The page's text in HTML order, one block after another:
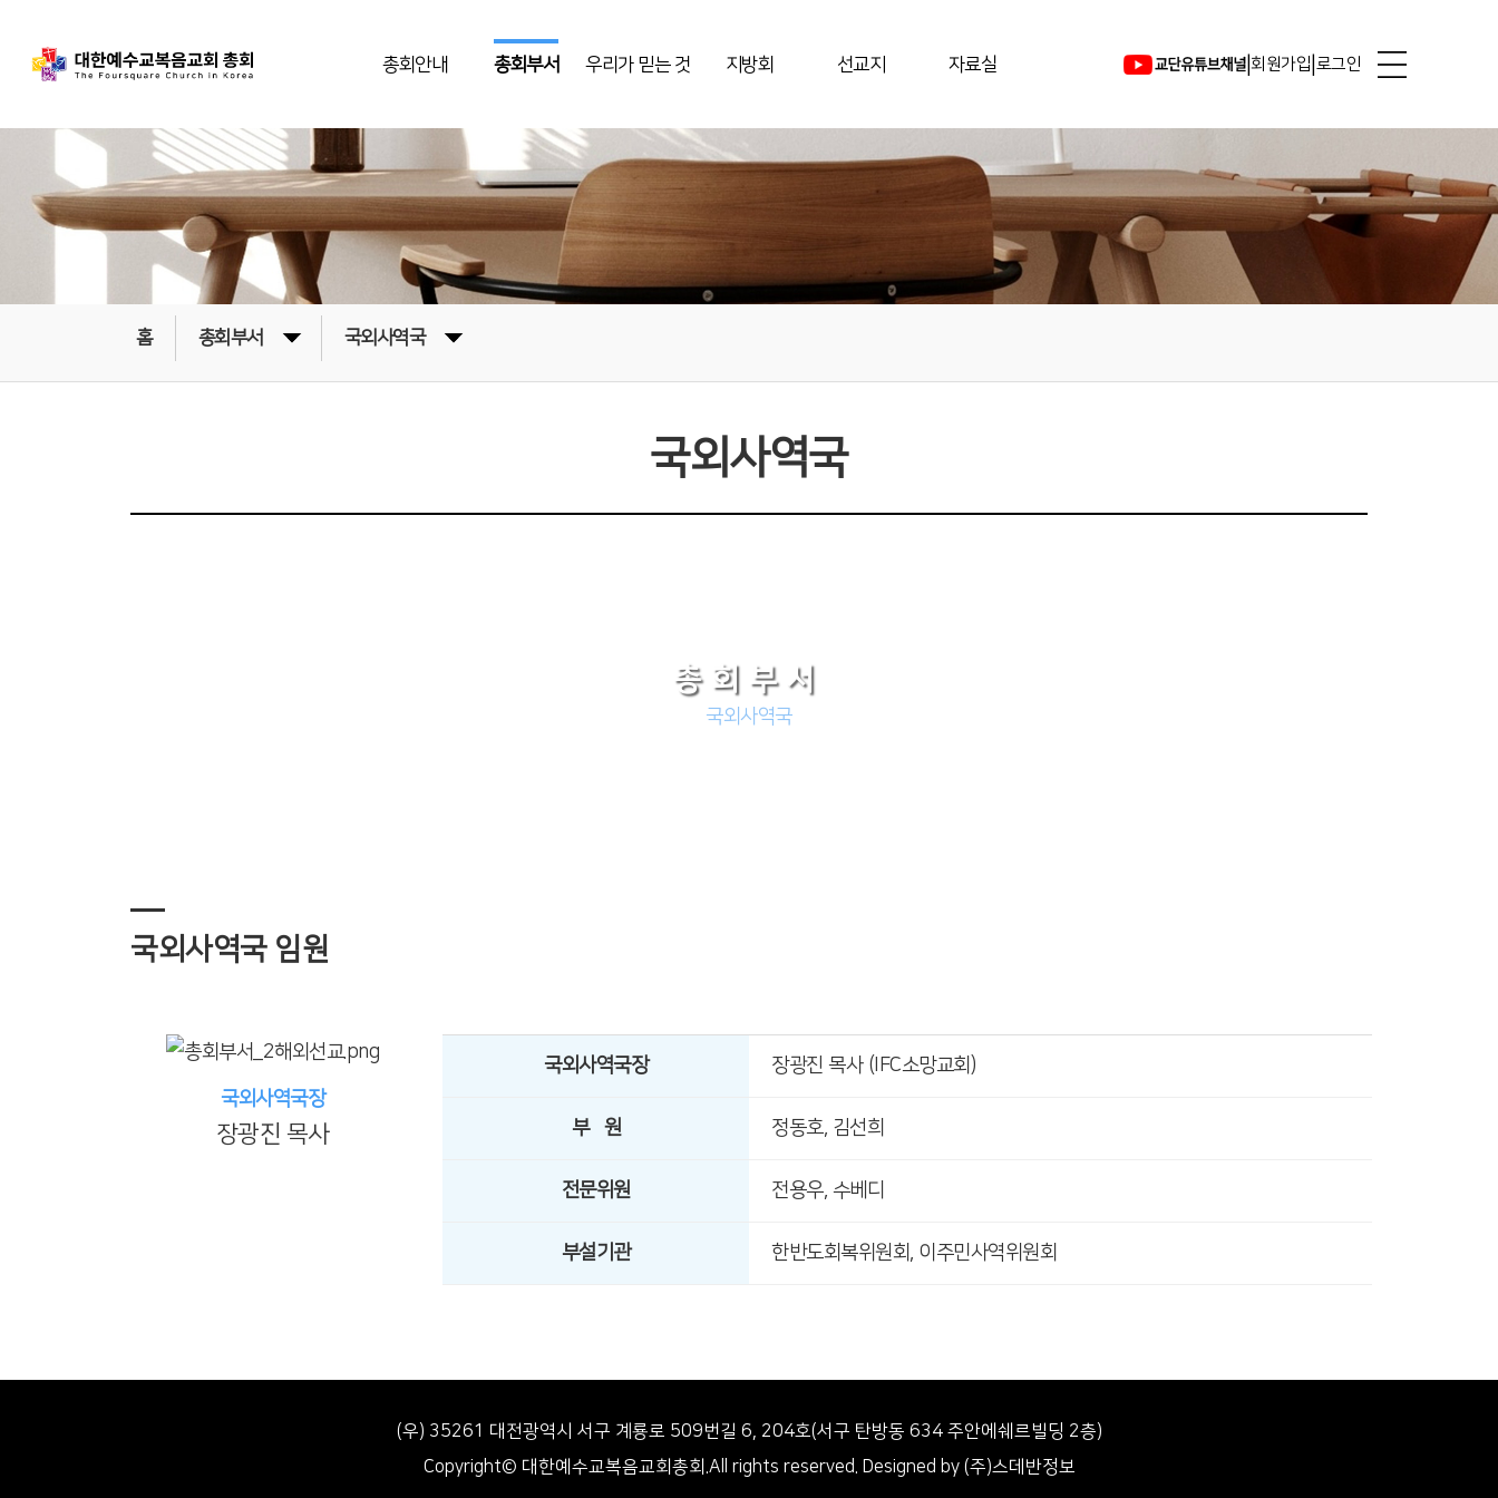
총회안내 총회부서 우리가 믿는 것 지방회 선교지 자료실 |회원가입 로그인
홈 총회부서 국외사역국
국외사역국
총회부서
국외사역국
국외사역국 임원
국외사역국장
장광진 목사
국외사역국장 장광진 목사 (IFC소망교회)
부 원 정동호, 김선희
전문위원 전용우, 수베디
부설기관 한반도회복위원회, 이주민사역위원회
(우) 35261 대전광역시 서구 계룡로 509번길 6, 204호(서구 탄방동 634 주안에쉐르빌딩 2층)
Copyright© 대한예수교복음교회총회.All rights reserved. Designed by (주)스데반정보